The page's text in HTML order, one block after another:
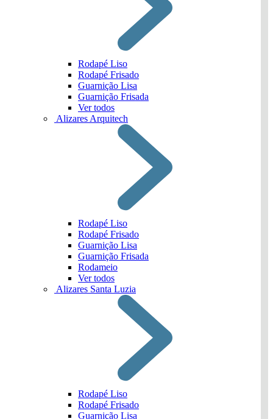
Rodapé Liso
Rodapé Frisado
Guarnição Lisa
Guarnição Frisada
Ver todos
Alizares Arquitech
Rodapé Liso
Rodapé Frisado
Guarnição Lisa
Guarnição Frisada
Rodameio
Ver todos
Alizares Santa Luzia
Rodapé Liso
Rodapé Frisado
Guarnição Lisa